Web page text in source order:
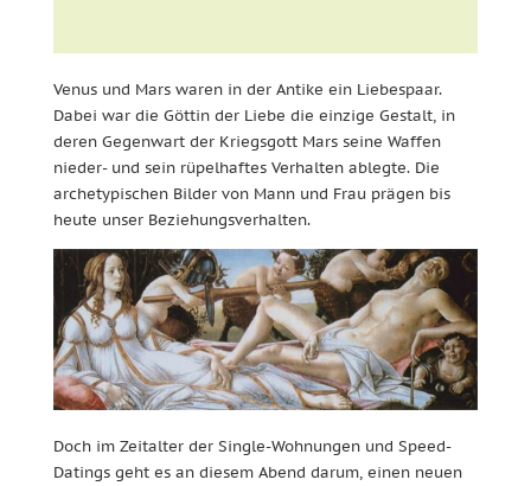
Venus und Mars waren in der Antike ein Liebespaar.
Dabei war die Göttin der Liebe die einzige Gestalt, in
deren Gegenwart der Kriegsgott Mars seine Waffen
nieder- und sein rüpelhaftes Verhalten ablegte. Die
archetypischen Bilder von Mann und Frau prägen bis
heute unser Beziehungsverhalten.
Doch im Zeitalter der Single-Wohnungen und Speed-
Datings geht es an diesem Abend darum, einen neuen